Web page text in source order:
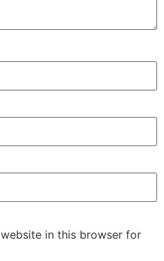
in this browser for